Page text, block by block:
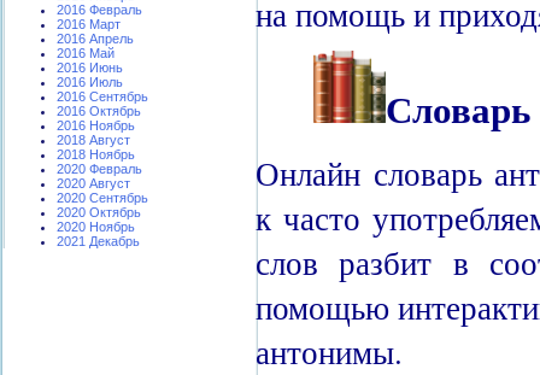
2016 Февраль
2016 Март
2016 Апрель
2016 Май
2016 Июнь
2016 Июль
2016 Сентябрь
2016 Октябрь
2016 Ноябрь
2018 Август
2018 Ноябрь
2020 Февраль
2020 Август
2020 Сентябрь
2020 Октябрь
2020 Ноябрь
2021 Декабрь
на помощь и
Онлайн словарь
к часто
слов разбит в
помощью
антонимы.